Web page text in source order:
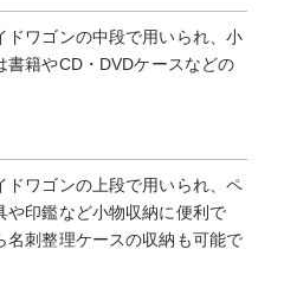
ドワゴンの中段で用いられ、小
籍やCD・DVDケースなどの
ドワゴンの上段で用いられ、ペ
や印鑑など小物収納に便利で
名刺整理ケースの収納も可能で